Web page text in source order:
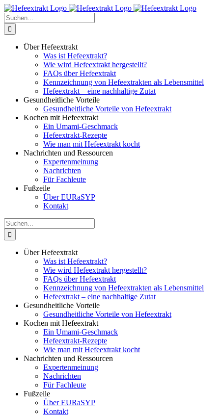
Zum
Inhalt
springen
Suche
nach:
Über Hefeextrakt
Was ist Hefeextrakt?
Wie wird Hefeextrakt hergestellt?
FAQs über Hefeextrakt
Kennzeichnung von Hefeextrakten als Lebensmittel
Hefeextrakt – eine nachhaltige Zutat
Gesundheitliche Vorteile
Gesundheitliche Vorteile von Hefeextrakt
Kochen mit Hefeextrakt
Ein Umami-Geschmack
Hefeextrakt-Rezepte
Wie man mit Hefeextrakt kocht
Nachrichten und Ressourcen
Expertenmeinung
Nachrichten
Für Fachleute
Fußzeile
Über EURaSYP
Kontakt
Suche
nach:
Über Hefeextrakt
Was ist Hefeextrakt?
Wie wird Hefeextrakt hergestellt?
FAQs über Hefeextrakt
Kennzeichnung von Hefeextrakten als Lebensmittel
Hefeextrakt – eine nachhaltige Zutat
Gesundheitliche Vorteile
Gesundheitliche Vorteile von Hefeextrakt
Kochen mit Hefeextrakt
Ein Umami-Geschmack
Hefeextrakt-Rezepte
Wie man mit Hefeextrakt kocht
Nachrichten und Ressourcen
Expertenmeinung
Nachrichten
Für Fachleute
Fußzeile
Über EURaSYP
Kontakt